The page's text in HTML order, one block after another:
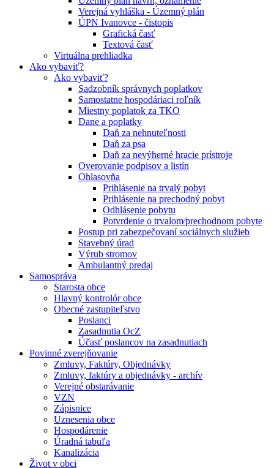
Verejná vyhláška - Územný plán
ÚPN Ivanovce - čistopis
Grafická časť
Textová časť
Virtuálna prehliadka
Ako vybaviť?
Ako vybaviť?
Sadzobník správnych poplatkov
Samostatne hospodáriaci roľník
Miestny poplatok za TKO
Dane a poplatky
Daň za nehnuteľnosti
Daň za psa
Daň za nevýherné hracie prístroje
Overovanie podpisov a listín
Ohlasovňa
Prihlásenie na trvalý pobyt
Prihlásenie na prechodný pobyt
Odhlásenie pobytu
Potvrdenie o trvalom⁄prechodnom pobyte
Postup pri zabezpečovaní sociálnych služieb
Stavebný úrad
Výrub stromov
Ambulantný predaj
Samospráva
Starosta obce
Hlavný kontrolór obce
Obecné zastupiteľstvo
Poslanci
Zasadnutia OcZ
Účasť poslancov na zasadnutiach
Povinné zverejňovanie
Zmluvy, Faktúry, Objednávky
Zmluvy, faktúry a objednávky - archív
Verejné obstarávanie
VZN
Zápisnice
Uznesenia obce
Hospodárenie
Úradná tabuľa
Kanalizácia
Život v obci